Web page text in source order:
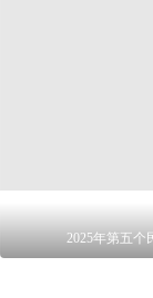
2025年第五个